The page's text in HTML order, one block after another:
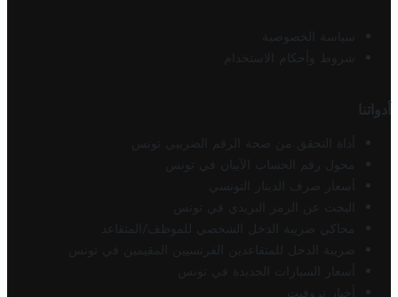
سياسة الخصوصية
شروط وأحكام الاستخدام
أدواتنا
أداة التحقق من صحة الرقم الضريبي تونس
محول رقم الحساب الآيبان في تونس
أسعار صرف الدينار التونسي
البحث عن الرمز البريدي في تونس
محاكي ضريبة الدخل الشخصي للموظف/المتقاعد
ضريبة الدخل للمتقاعدين الفرنسيين المقيمين في تونس
أسعار السيارات الجديدة في تونس
أخبار تروفيت